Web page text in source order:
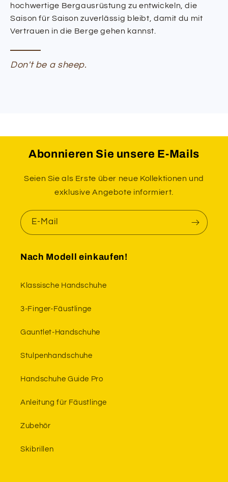
hochwertige Bergausrüstung zu entwickeln, die
Saison für Saison zuverlässig bleibt, damit du mit
Vertrauen in die Berge gehen kannst.
Don't be a sheep.
Abonnieren Sie unsere E-Mails
Seien Sie als Erste über neue Kollektionen und
exklusive Angebote informiert.
E-Mail
Nach Modell einkaufen!
Klassische Handschuhe
3-Finger-Fäustlinge
Gauntlet-Handschuhe
Stulpenhandschuhe
Handschuhe Guide Pro
Anleitung für Fäustlinge
Zubehör
Skibrillen